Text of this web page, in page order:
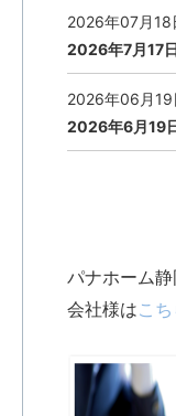
2026年07月18
2026年7月17
2026年06月19
2026年6月19
パナホーム
会社様はこち